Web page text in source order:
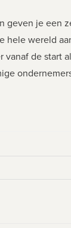
geven je een
hele wereld
vanaf de start